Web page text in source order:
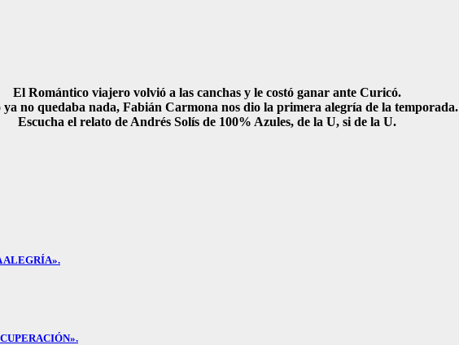
El Romántico viajero volvió a las canchas y le costó ganar ante Curicó.
ya no quedaba nada, Fabián Carmona nos dio la primera alegría de la temporada.
Escucha el relato de Andrés Solís de 100% Azules, de la U, si de la U.
ALEGRÍA».